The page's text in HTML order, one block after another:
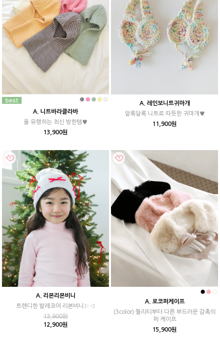
A. 니트바라클라바
올 유행하는 최신 방한템♥
13,900원
A. 레인보니트귀마개
알록달록 니트로 따뜻한 귀마개♥
11,900원
A. 리본리본비니
트렌디한 발레코어 리본비니▷◁
13,900원
12,900원
A. 로코퍼케이프
(3color) 퀄리티부터 다른 부드러운 감촉의
퍼 케이프
15,900원